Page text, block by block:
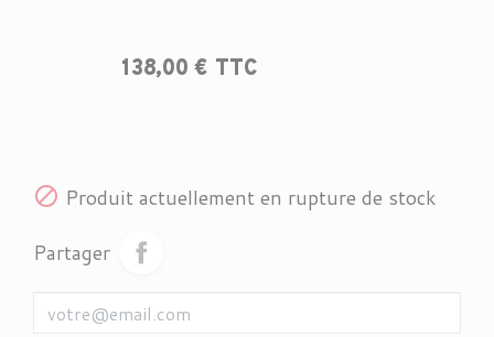
138,00 € TTC
 Produit actuellement en rupture de stock
Partager